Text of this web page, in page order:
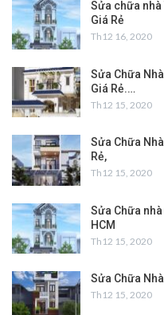
Sửa chữa nhà
Giá Rẻ
Th12 16, 2020
Sửa Chữa
Giá Rẻ.…
Th12 15, 2020
Sửa Chữa
Rẻ,
Th12 15, 2020
Sửa Chữa
HCM
Th12 15, 2020
Sửa Chữa
Th12 15, 2020